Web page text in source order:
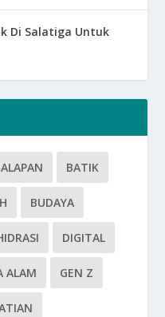
Di Salatiga Untuk
BATIK
BUDAYA
DIGITAL
ALAM GEN Z